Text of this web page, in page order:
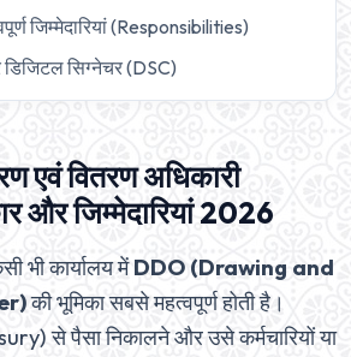
जिम्मेदारियां (Responsibilities)
सिग्नेचर (DSC)
एवं वितरण अधिकारी
और जिम्मेदारियां 2026
भी कार्यालय मेंDDO (Drawing and
की भूमिका सबसे महत्वपूर्ण होती है।
से पैसा निकालने और उसे कर्मचारियों या